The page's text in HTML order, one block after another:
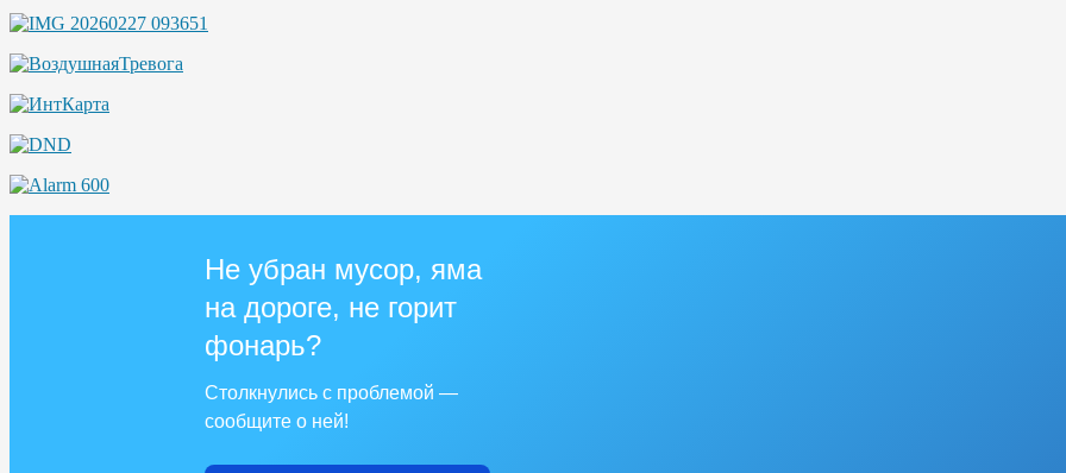
Не убран мусор, яма
на дороге, не горит
фонарь?
Столкнулись с проблемой —
сообщите о ней!